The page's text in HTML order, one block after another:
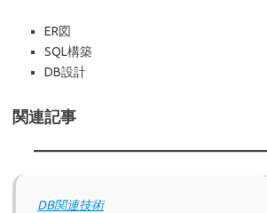
ER図
SQL構築
DB設計
関連記事
DB関連技術